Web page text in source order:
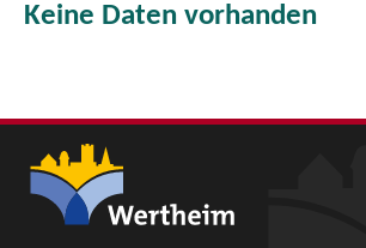
Keine Daten vorhanden